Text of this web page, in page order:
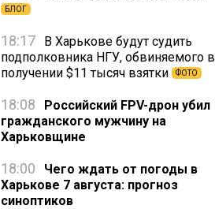
БЛОГ
18:17
В Харькове будут судить
подполковника НГУ, обвиняемого в
получении $11 тысяч взятки
ФОТО
18:08
Российский FPV-дрон убил
гражданского мужчину на
Харьковщине
18:00
Чего ждать от погоды в
Харькове 7 августа: прогноз
синоптиков